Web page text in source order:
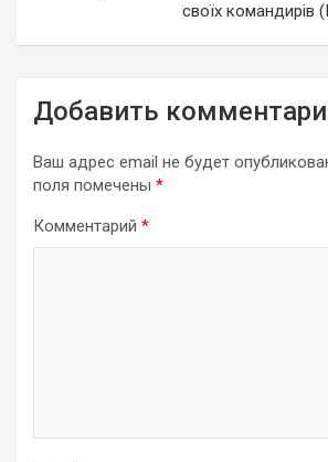
своїх командирів
Добавить
Ваш адрес email не будет
поля помечены *
Комментарий *